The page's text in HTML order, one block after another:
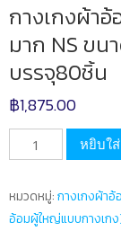
กางเกงผ้า
มาก NS ขน
บรรจุ80ชิ้น
฿1,875.00
จำนวน
กางเกง
อ้อม
รุ่น
หยิบใ
หมวดหมู่:กางเกงผ้า
อ้อมผู้ใหญ่แบบกางเก